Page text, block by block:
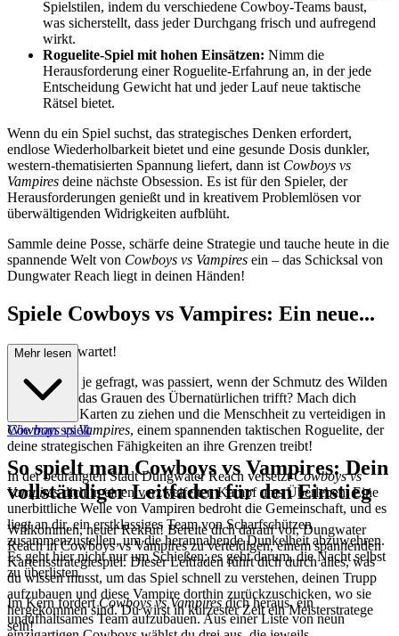
Spielstilen, indem du verschiedene Cowboy-Teams baust,
was sicherstellt, dass jeder Durchgang frisch und aufregend
wirkt.
Roguelite-Spiel mit hohen Einsätzen: Nimm die
Herausforderung einer Roguelite-Erfahrung an, in der jede
Entscheidung Gewicht hat und jeder Lauf neue taktische
Rätsel bietet.
Wenn du ein Spiel suchst, das strategisches Denken erfordert,
endlose Wiederholbarkeit bietet und eine gesunde Dosis dunkler,
western-thematisierten Spannung liefert, dann ist Cowboys vs
Vampires deine nächste Obsession. Es ist für den Spieler, der
Herausforderungen genießt und in kreativem Problemlösen vor
überwältigenden Widrigkeiten aufblüht.
Sammle deine Posse, schärfe deine Strategie und tauche heute in die
spannende Welt von Cowboys vs Vampires ein – das Schicksal von
Dungwater Reach liegt in deinen Händen!
Spiele Cowboys vs Vampires: Ein neue...
s Abenteuer wartet!
Hast du dich je gefragt, was passiert, wenn der Schmutz des Wilden
Westens auf das Grauen des Übernatürlichen trifft? Mach dich
bereit, deine Karten zu ziehen und die Menschheit zu verteidigen in
Cowboys vs Vampires, einem spannenden taktischen Roguelite, der
deine strategischen Fähigkeiten an ihre Grenzen treibt!
In der bedrängten Stadt Dungwater Reach versetztCowboys vs
Vampiresdich in einen verzweifelten Kampf ums Überleben. Eine
unerbittliche Welle von Vampiren bedroht die Gemeinschaft, und es
liegt an dir, ein erstklassiges Team von Scharfschützen
zusammenzustellen, um die herannahende Dunkelheit abzuwehren.
Es geht hier nicht nur um Schießen; es geht darum, die Nacht selbst
zu überlisten.
Im Kern fordertCowboys vs Vampiresdich heraus, ein
unaufhaltsames Team aufzubauen. Aus einer Liste von neun
Mehr lesen
Wie man spielt
So spielt man Cowboys vs Vampires: Dein
vollständiger Leitfaden für den Einstieg
Willkommen, neuer Rekrut! Bereite dich darauf vor, Dungwater
Reach in Cowboys vs Vampires zu verteidigen, einem spannenden
Kartensstrategiespiel. Dieser Leitfaden führt dich durch alles, was
du wissen musst, um das Spiel schnell zu verstehen, deinen Trupp
aufzubauen und diese Vampire dorthin zurückzuschicken, wo sie
hergekommen sind. Du wirst in kürzester Zeit ein Meisterstratege
sein!